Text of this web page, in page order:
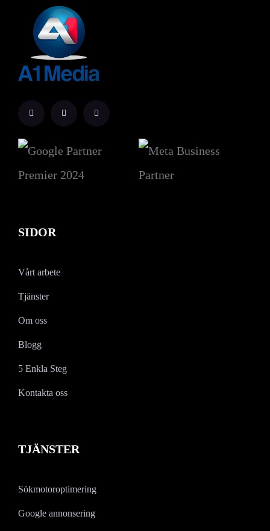
SIDOR
Vårt arbete
Tjänster
Om oss
Blogg
5 Enkla Steg
Kontakta oss
TJÄNSTER
Sökmotoroptimering
Google annonsering